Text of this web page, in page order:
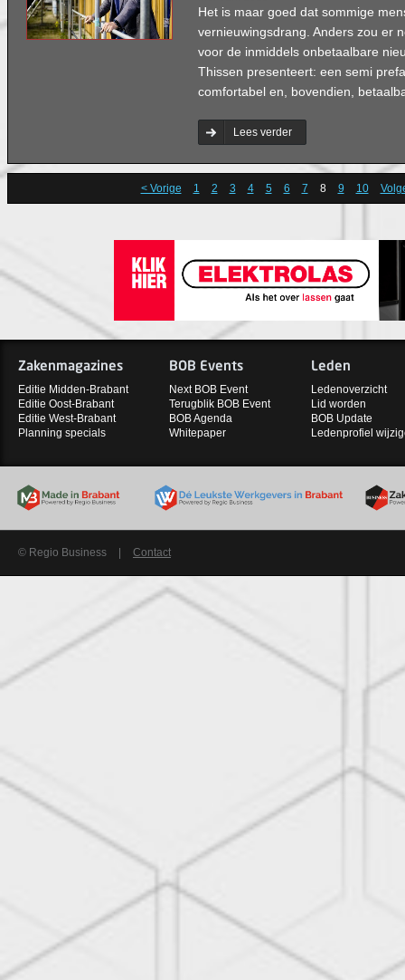
Het is maar goed dat sommige
vernieuwingsdrang. Anders zou er
voor de inmiddels onbetaalbare
Thissen presenteert: een semi
comfortabel en, bovendien,
Lees verder
< Vorige 1 2 3 4 5 6 7 8 9 10
Zakenmagazines
Editie Midden-Brabant
Editie Oost-Brabant
Editie West-Brabant
Planning specials
BOB Events
Next BOB Event
Terugblik BOB Event
BOB Agenda
Whitepaper
Leden
Ledenoverzicht
Lid worden
BOB Update
Ledenprofiel
© Regio Business Contact